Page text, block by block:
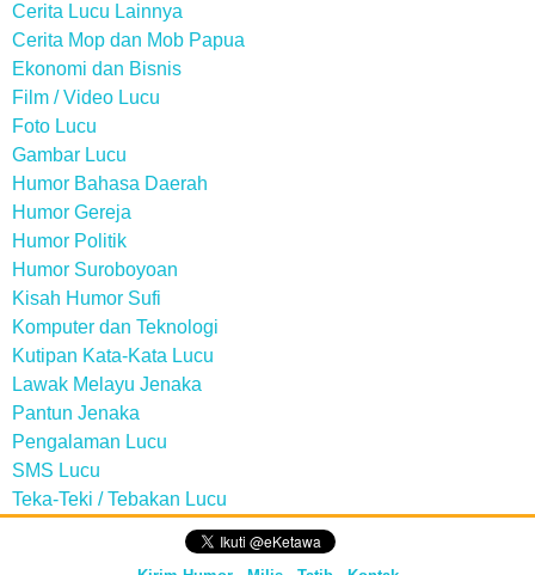
Cerita Lucu Lainnya
Cerita Mop dan Mob Papua
Ekonomi dan Bisnis
Film / Video Lucu
Foto Lucu
Gambar Lucu
Humor Bahasa Daerah
Humor Gereja
Humor Politik
Humor Suroboyoan
Kisah Humor Sufi
Komputer dan Teknologi
Kutipan Kata-Kata Lucu
Lawak Melayu Jenaka
Pantun Jenaka
Pengalaman Lucu
SMS Lucu
Teka-Teki / Tebakan Lucu